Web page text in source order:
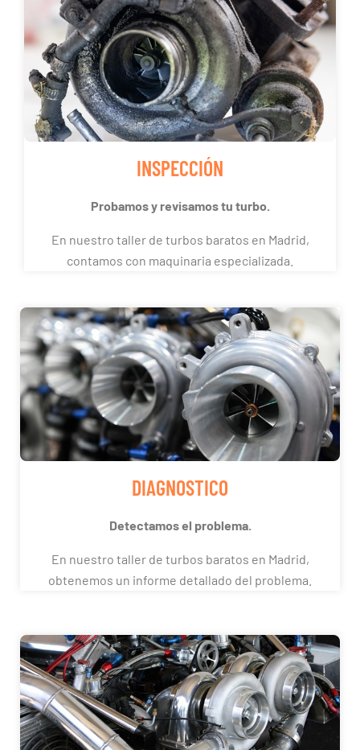
INSPECCIÓN
Probamos y revisamos tu turbo.
En nuestro taller de turbos baratos en Madrid,
contamos con maquinaria especializada.
DIAGNOSTICO
Detectamos el problema.
En nuestro taller de turbos baratos en Madrid,
obtenemos un informe detallado del problema.